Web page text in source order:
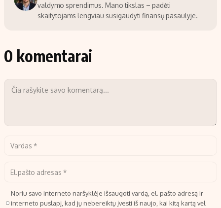
valdymo sprendimus. Mano tikslas – padėti
skaitytojams lengviau susigaudyti finansų pasaulyje.
0 komentarai
Noriu savo interneto naršyklėje išsaugoti vardą, el. pašto adresą ir
interneto puslapį, kad jų nebereiktų įvesti iš naujo, kai kitą kartą vėl